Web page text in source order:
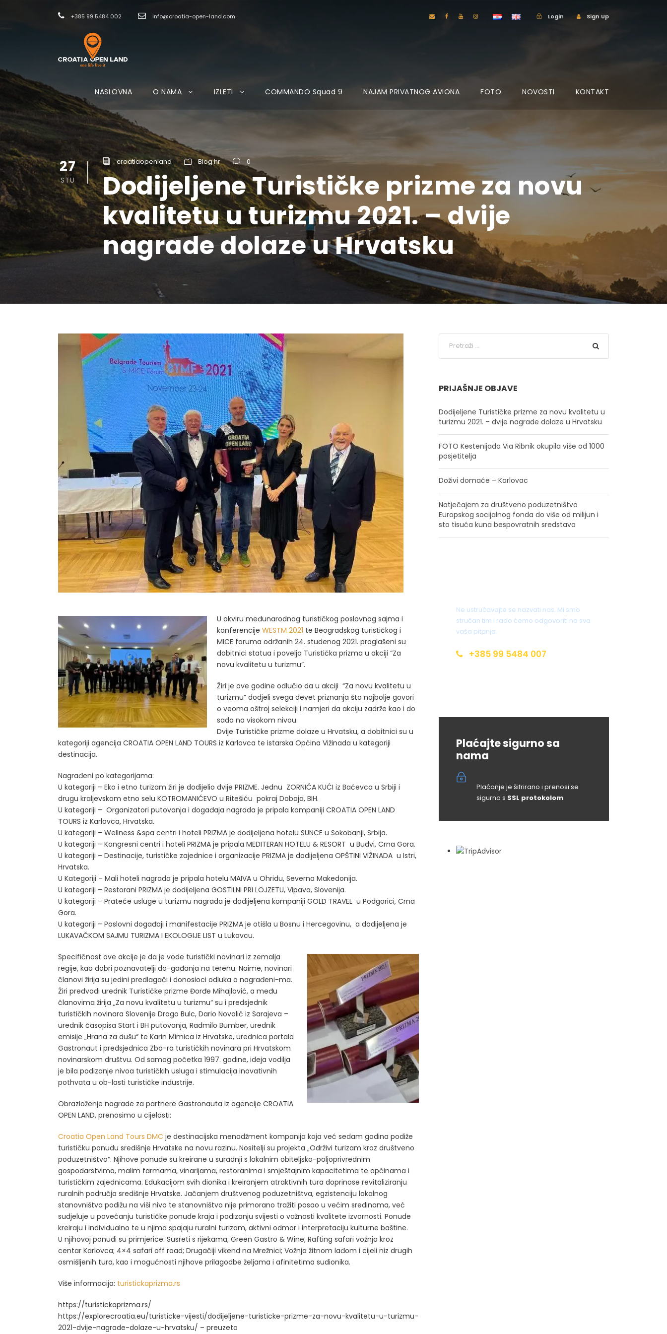
+385 99 5484 002 info@croatia-open-land.com Login Sign Up
NASLOVNA O NAMA IZLETI COMMANDO Squad 9 NAJAM PRIVATNOG AVIONA FOTO NOVOSTI KONTAKT
27
STU
croatiaopenland Blog hr 0
Dodijeljene Turističke prizme za novu
kvalitetu u turizmu 2021. – dvije
nagrade dolaze u Hrvatsku
U okviru međunarodnog turističkog poslovnog sajma i
konferencije WESTM 2021 te Beogradskog turističkog i
MICE foruma održanih 24. studenog 2021. proglašeni su
dobitnici statua i povelja Turistička prizma u akciji “Za
novu kvalitetu u turizmu”.
Žiri je ove godine odlučio da u akciji “Za novu kvalitetu u
turizmu” dodjeli svega devet priznanja što najbolje govori
o veoma oštroj selekciji i namjeri da akciju zadrže kao i do
sada na visokom nivou.
Dvije Turističke prizme dolaze u Hrvatsku, a dobitnici su u
kategoriji agencija CROATIA OPEN LAND TOURS iz Karlovca te istarska Općina Vižinada u kategoriji
destinacija.
Nagrađeni po kategorijama:
U kategoriji – Eko i etno turizam žiri je dodijelio dvije PRIZME. Jednu ZORNIĆA KUĆI iz Baćevca u Srbiji i
drugu kraljevskom etno selu KOTROMANIĆEVO u Ritešiću pokraj Doboja, BIH.
U kategoriji – Organizatori putovanja i događaja nagrada je pripala kompaniji CROATIA OPEN LAND
TOURS iz Karlovca, Hrvatska.
U kategoriji – Wellness &spa centri i hoteli PRIZMA je dodijeljena hotelu SUNCE u Sokobanji, Srbija.
U kategoriji – Kongresni centri i hoteli PRIZMA je pripala MEDITERAN HOTELU & RESORT u Budvi, Crna Gora.
U kategoriji – Destinacije, turističke zajednice i organizacije PRIZMA je dodijeljena OPŠTINI VIŽINADA u Istri,
Hrvatska.
U Kategoriji – Mali hoteli nagrada je pripala hotelu MAIVA u Ohridu, Severna Makedonija.
U kategoriji – Restorani PRIZMA je dodijeljena GOSTILNI PRI LOJZETU, Vipava, Slovenija.
U kategoriji – Prateće usluge u turizmu nagrada je dodijeljena kompaniji GOLD TRAVEL u Podgorici, Crna
Gora.
U kategoriji – Poslovni događaji i manifestacije PRIZMA je otišla u Bosnu i Hercegovinu, a dodijeljena je
LUKAVAČKOM SAJMU TURIZMA I EKOLOGIJE LIST u Lukavcu.
Specifičnost ove akcije je da je vode turistički novinari iz zemalja
regije, kao dobri poznavatelji do-gađanja na terenu. Naime, novinari
članovi žirija su jedini predlagači i donosioci odluka o nagrađeni-ma.
Žiri predvodi urednik Turističke prizme Đorđe Mihajlović, a među
članovima žirija „Za novu kvalitetu u turizmu“ su i predsjednik
turističkih novinara Slovenije Drago Bulc, Dario Novalić iz Sarajeva –
urednik časopisa Start i BH putovanja, Radmilo Bumber, urednik
emisije „Hrana za dušu“ te Karin Mimica iz Hrvatske, urednica portala
Gastronaut i predsjednica Zbo-ra turističkih novinara pri Hrvatskom
novinarskom društvu. Od samog početka 1997. godine, ideja vodilja
je bila podizanje nivoa turističkih usluga i stimulacija inovativnih
pothvata u ob-lasti turističke industrije.
Obrazloženje nagrade za partnere Gastronauta iz agencije CROATIA
OPEN LAND, prenosimo u cijelosti:
Croatia Open Land Tours DMC je destinacijska menadžment kompanija koja već sedam godina podiže
turističku ponudu središnje Hrvatske na novu razinu. Nositelji su projekta „Održivi turizam kroz društveno
poduzetništvo“. Njihove ponude su kreirane u suradnji s lokalnim obiteljsko-poljoprivrednim
gospodarstvima, malim farmama, vinarijama, restoranima i smještajnim kapacitetima te općinama i
turističkim zajednicama. Edukacijom svih dionika i kreiranjem atraktivnih tura doprinose revitaliziranju
ruralnih područja središnje Hrvatske. Jačanjem društvenog poduzetništva, egzistenciju lokalnog
stanovništva podižu na viši nivo te stanovništvo nije primorano tražiti posao u većim sredinama, već
sudjeluje u povećanju turističke ponude kraja i podizanju svijesti o važnosti kvalitete izvornosti. Ponude
kreiraju i individualno te u njima spajaju ruralni turizam, aktivni odmor i interpretaciju kulturne baštine.
U njihovoj ponudi su primjerice: Susreti s rijekama; Green Gastro & Wine; Rafting safari vožnja kroz
centar Karlovca; 4×4 safari off road; Drugačiji vikend na Mrežnici; Vožnja žitnom lađom i cijeli niz drugih
osmišljenih tura, kao i mogućnosti njihove prilagodbe željama i afinitetima sudionika.
Više informacija: turistickaprizma.rs
https://turistickaprizma.rs/
https://explorecroatia.eu/turisticke-vijesti/dodijeljene-turisticke-prizme-za-novu-kvalitetu-u-turizmu-
2021-dvije-nagrade-dolaze-u-hrvatsku/ – preuzeto
PRIJAŠNJE OBJAVE
Dodijeljene Turističke prizme za novu kvalitetu u
turizmu 2021. – dvije nagrade dolaze u Hrvatsku
FOTO Kestenijada Via Ribnik okupila više od 1000
posjetitelja
Doživi domaće – Karlovac
Natječajem za društveno poduzetništvo
Europskog socijalnog fonda do više od milijun i
sto tisuća kuna bespovratnih sredstava
Ne ustručavajte se nazvati nas. Mi smo
stručan tim i rado ćemo odgovoriti na sva
vaša pitanja.
+385 99 5484 007
Plaćajte sigurno sa
nama
Plaćanje je šifrirano i prenosi se
sigurno s SSL protokolom